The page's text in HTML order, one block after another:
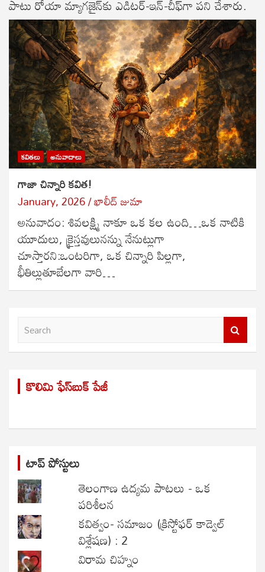
పాటు రోయా మ్యాగజైన్‌కు ఎడిటర్-ఇన్-చీఫ్‌గా పని చేశారు.
కవితలు అనువాదాలు
గాజా చిన్నారి కవిత!
January, 2026 ఖాలీద్ జుమా
అనువాదం: శివలక్ష్మి నాకూ ఒక కల ఉంది…ఒక నాటికి
యూదులు, క్రైస్తవులునన్ను నేనుట్లుగా
చూస్తారని:ఒంటరిగా, ఒక చిన్నారి పిల్లగా,
భీతిల్లుతూబేలగా వారి…
a
r
c కొలిమి ఫేస్‌బుక్ పేజీ
టాప్ పోస్టులు
తెలంగాణ ఉద్యమ పాటలు - ఒక
పరిశీలన
కవిత్వం- సమాజం (క్రిస్టోఫర్ కాడ్వెల్
విశ్లేషణ) : 2
విరామ చిహ్నం